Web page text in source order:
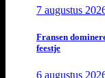
7 augustus
Fransen
feestje
6 augustus